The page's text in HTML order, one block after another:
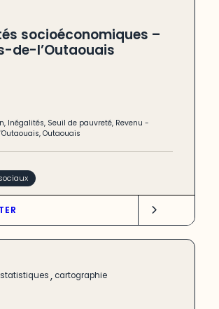
socioéconomiques –
de-l’Outaouais
, Inégalités, Seuil de pauvreté, Revenu -
,Outaouais
, cartographie